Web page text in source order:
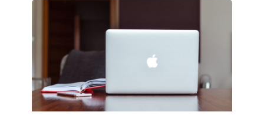
ПОМОГАЮТ
СОЗДАВАТЬ
БЕЗ
СЛОЖНОГО
КОДА